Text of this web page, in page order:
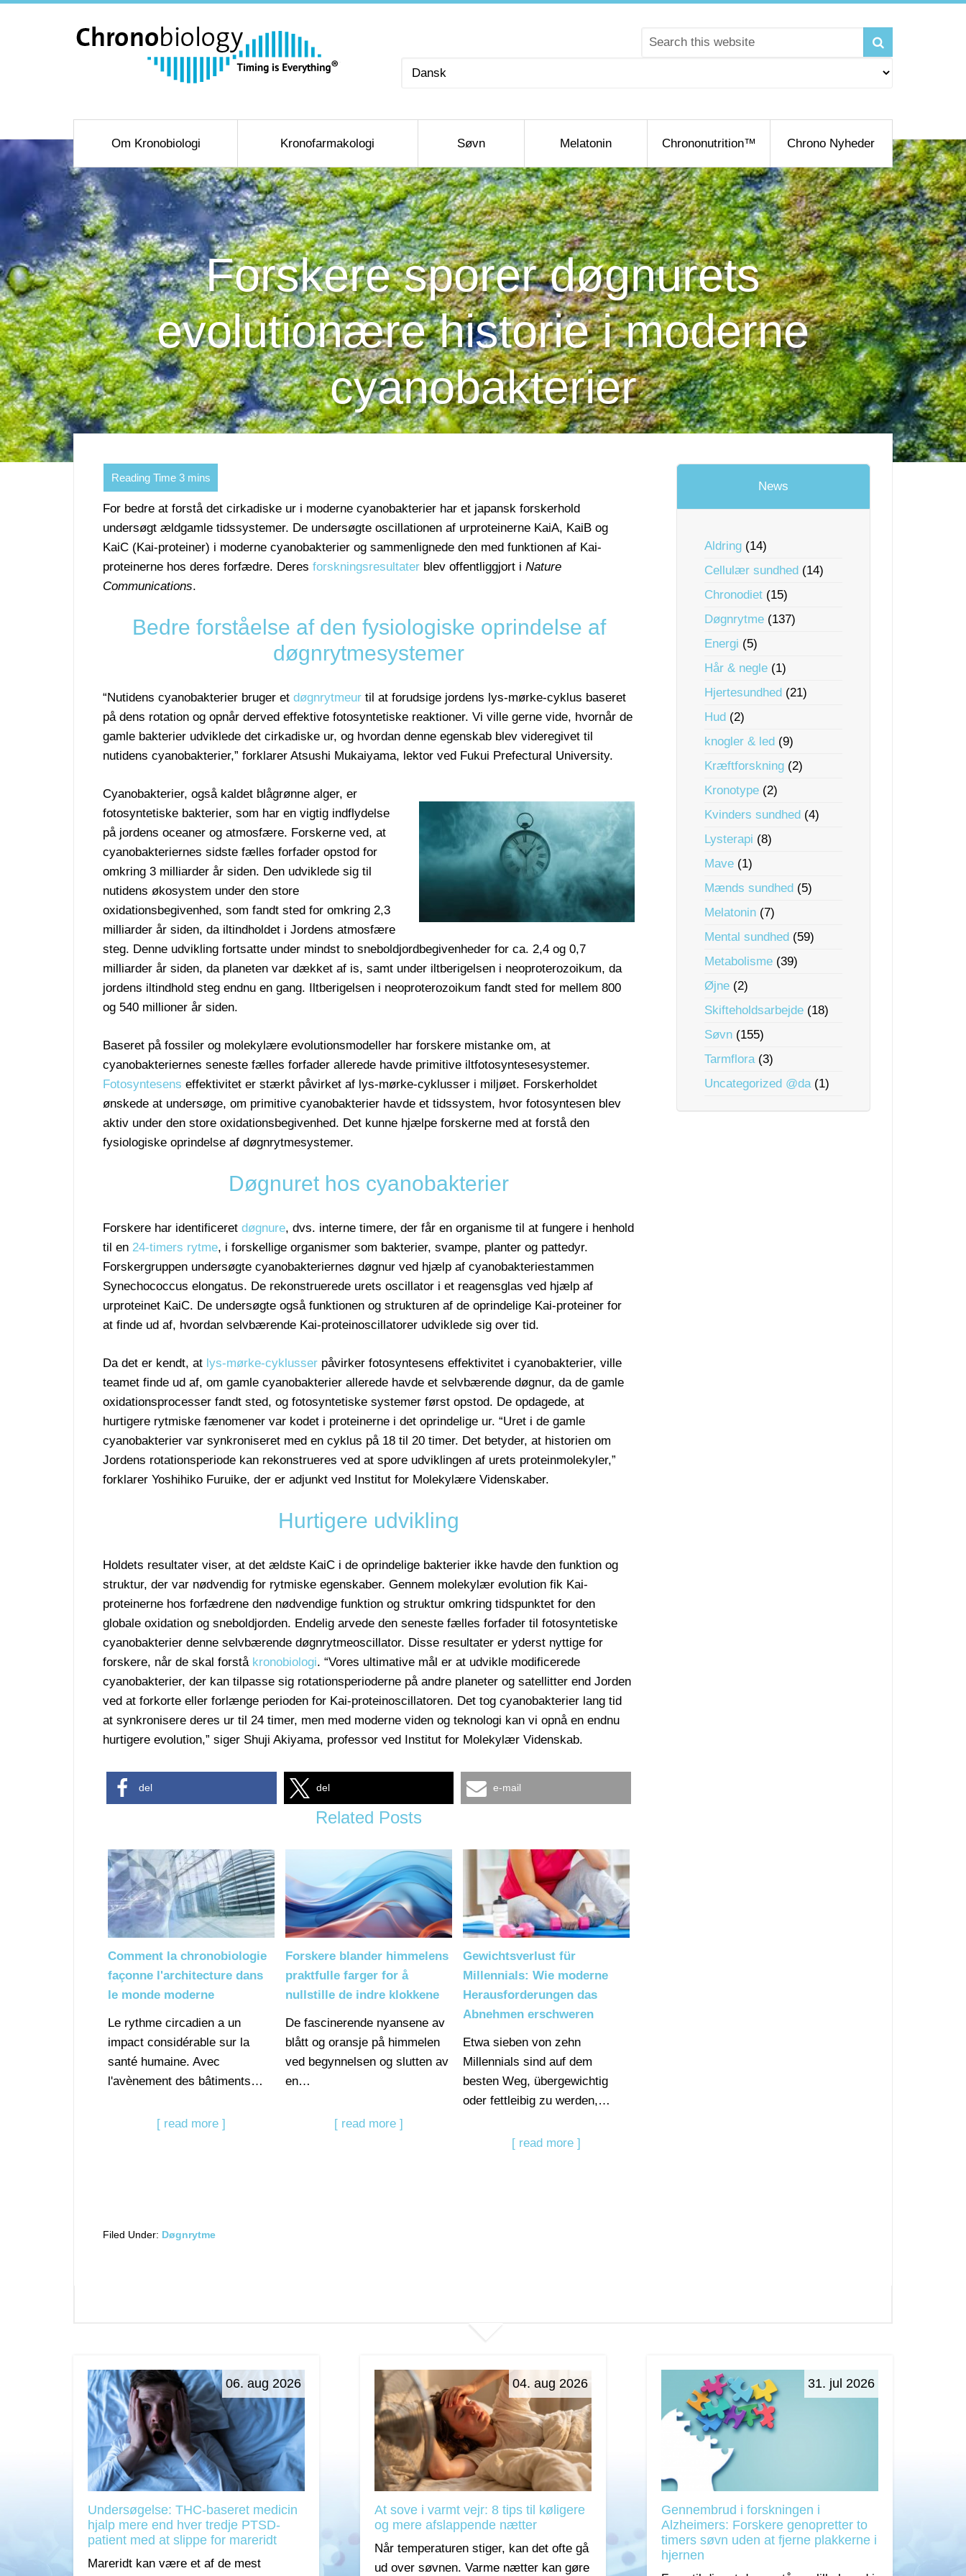
Vælg
Om Kronobiologi Kronofarmakologi Søvn Melatonin Chrononutrition™ Chrono Nyheder
Forskere sporer døgnurets
evolutionære historie i moderne
cyanobakterier
For bedre at forstå det cirkadiske ur i moderne cyanobakterier har et japansk forskerhold
undersøgt ældgamle tidssystemer. De undersøgte oscillationen af urproteinerne KaiA, KaiB og
KaiC (Kai-proteiner) i moderne cyanobakterier og sammenlignede den med funktionen af Kai-
proteinerne hos deres forfædre. Deres forskningsresultater blev offentliggjort i Nature
Communications.
Bedre forståelse af den fysiologiske oprindelse af
døgnrytmesystemer
“Nutidens cyanobakterier bruger et døgnrytmeur til at forudsige jordens lys-mørke-cyklus baseret
på dens rotation og opnår derved effektive fotosyntetiske reaktioner. Vi ville gerne vide, hvornår de
gamle bakterier udviklede det cirkadiske ur, og hvordan denne egenskab blev videregivet til
nutidens cyanobakterier,” forklarer Atsushi Mukaiyama, lektor ved Fukui Prefectural University.
Cyanobakterier, også kaldet blågrønne alger, er
fotosyntetiske bakterier, som har en vigtig indflydelse
på jordens oceaner og atmosfære. Forskerne ved, at
cyanobakteriernes sidste fælles forfader opstod for
omkring 3 milliarder år siden. Den udviklede sig til
nutidens økosystem under den store
oxidationsbegivenhed, som fandt sted for omkring 2,3
milliarder år siden, da iltindholdet i Jordens atmosfære
steg. Denne udvikling fortsatte under mindst to sneboldjordbegivenheder for ca. 2,4 og 0,7
milliarder år siden, da planeten var dækket af is, samt under iltberigelsen i neoproterozoikum, da
jordens iltindhold steg endnu en gang. Iltberigelsen i neoproterozoikum fandt sted for mellem 800
og 540 millioner år siden.
Baseret på fossiler og molekylære evolutionsmodeller har forskere mistanke om, at
cyanobakteriernes seneste fælles forfader allerede havde primitive iltfotosyntesesystemer.
Fotosyntesens effektivitet er stærkt påvirket af lys-mørke-cyklusser i miljøet. Forskerholdet
ønskede at undersøge, om primitive cyanobakterier havde et tidssystem, hvor fotosyntesen blev
aktiv under den store oxidationsbegivenhed. Det kunne hjælpe forskerne med at forstå den
fysiologiske oprindelse af døgnrytmesystemer.
Døgnuret hos cyanobakterier
Forskere har identificeret døgnure, dvs. interne timere, der får en organisme til at fungere i henhold
til en 24-timers rytme, i forskellige organismer som bakterier, svampe, planter og pattedyr.
Forskergruppen undersøgte cyanobakteriernes døgnur ved hjælp af cyanobakteriestammen
Synechococcus elongatus. De rekonstruerede urets oscillator i et reagensglas ved hjælp af
urproteinet KaiC. De undersøgte også funktionen og strukturen af de oprindelige Kai-proteiner for
at finde ud af, hvordan selvbærende Kai-proteinoscillatorer udviklede sig over tid.
Da det er kendt, at lys-mørke-cyklusser påvirker fotosyntesens effektivitet i cyanobakterier, ville
teamet finde ud af, om gamle cyanobakterier allerede havde et selvbærende døgnur, da de gamle
oxidationsprocesser fandt sted, og fotosyntetiske systemer først opstod. De opdagede, at
hurtigere rytmiske fænomener var kodet i proteinerne i det oprindelige ur. “Uret i de gamle
cyanobakterier var synkroniseret med en cyklus på 18 til 20 timer. Det betyder, at historien om
Jordens rotationsperiode kan rekonstrueres ved at spore udviklingen af urets proteinmolekyler,”
forklarer Yoshihiko Furuike, der er adjunkt ved Institut for Molekylære Videnskaber.
Hurtigere udvikling
Holdets resultater viser, at det ældste KaiC i de oprindelige bakterier ikke havde den funktion og
struktur, der var nødvendig for rytmiske egenskaber. Gennem molekylær evolution fik Kai-
proteinerne hos forfædrene den nødvendige funktion og struktur omkring tidspunktet for den
globale oxidation og sneboldjorden. Endelig arvede den seneste fælles forfader til fotosyntetiske
cyanobakterier denne selvbærende døgnrytmeoscillator. Disse resultater er yderst nyttige for
forskere, når de skal forstå kronobiologi. “Vores ultimative mål er at udvikle modificerede
cyanobakterier, der kan tilpasse sig rotationsperioderne på andre planeter og satellitter end Jorden
ved at forkorte eller forlænge perioden for Kai-proteinoscillatoren. Det tog cyanobakterier lang tid
at synkronisere deres ur til 24 timer, men med moderne viden og teknologi kan vi opnå en endnu
hurtigere evolution,” siger Shuji Akiyama, professor ved Institut for Molekylær Videnskab.
del del e-mail
Related Posts
Comment la chronobiologie
façonne l'architecture dans
le monde moderne
Le rythme circadien a un
impact considérable sur la
santé humaine. Avec
l'avènement des bâtiments…
[ read more ]
Forskere blander himmelens
praktfulle farger for å
nullstille de indre klokkene
De fascinerende nyansene av
blått og oransje på himmelen
ved begynnelsen og slutten av
en…
[ read more ]
Gewichtsverlust für
Millennials: Wie moderne
Herausforderungen das
Abnehmen erschweren
Etwa sieben von zehn
Millennials sind auf dem
besten Weg, übergewichtig
oder fettleibig zu werden,…
[ read more ]
Filed Under: Døgnrytme
News
Aldring (14)
Cellulær sundhed (14)
Chronodiet (15)
Døgnrytme (137)
Energi (5)
Hår & negle (1)
Hjertesundhed (21)
Hud (2)
knogler & led (9)
Kræftforskning (2)
Kronotype (2)
Kvinders sundhed (4)
Lysterapi (8)
Mave (1)
Mænds sundhed (5)
Melatonin (7)
Mental sundhed (59)
Metabolisme (39)
Øjne (2)
Skifteholdsarbejde (18)
Søvn (155)
Tarmflora(3)
Uncategorized @da(1)
06. aug 2026
Undersøgelse: THC-baseret medicin
hjalp mere end hver tredje PTSD-
patient med at slippe for mareridt
Mareridt kan være et af de mest
04. aug 2026
At sove i varmt vejr: 8 tips til køligere
og mere afslappende nætter
Når temperaturen stiger, kan det ofte gå
ud over søvnen. Varme nætter kan gøre
31. jul 2026
Gennembrud i forskningen i
Alzheimers: Forskere genopretter to
timers søvn uden at fjerne plakkerne i
hjernen